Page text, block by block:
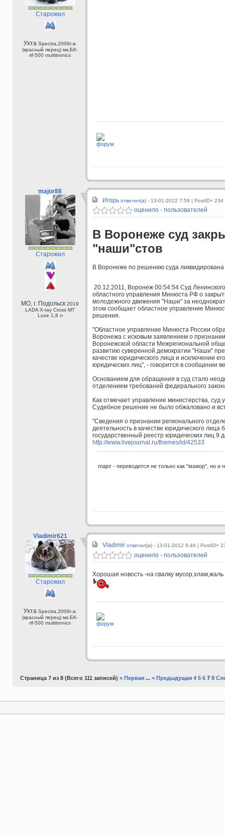
Старожил
Ухта Spectra,2006г.в.
(красный перец) мк,БК-
rif-500 multitronics
форум
major88
Старожил
МО, г. Подольск 2019
LADA X-ray Cross МТ
Luxe 1,8 л
Игорь ответил(а) - 13-01-2012 7:59 | PostID= 234
оценило - пользователей
В Воронеже суд
"наши"стов
В Воронеже по решению суда
20.12.2011, Воронеж 00:54:54 Суд
областного управления Минюста РФ о
молодежного движения "Наши" за
этом сообщает областное управление
решения.
"Областное управление Минюста России
Воронежа с исковым заявлением о
Воронежской области Межрегиональной
развитию суверенной демократии "Наши"
качестве юридического лица и исключении
юридических лиц", - говорится в сообщении
Основанием для обращения в суд стало
отделением требований федерального
Как отмечает управление министерства, суд
Судебное решение не было обжаловано и
"Сведения о признании регионального
деятельность в качестве юридического
государственный реестр юридических лиц 9
http://www.livejournal.ru/themes/id/42533
major - переводится не только как "мажор", но и
Vladimir621
Старожил
Ухта Spectra,2006г.в.
(красный перец) мк,БК-
rif-500 multitronics
Vladimir ответил(а) - 13-01-2012 9:46 | PostID=
оценило - пользователей
Хорошая новость -на свалку мусор,хлам,жаль
форум
Страница 7 из 8 (Всего 111 записей) « Первая... < Предыдущая 4 5 67 8